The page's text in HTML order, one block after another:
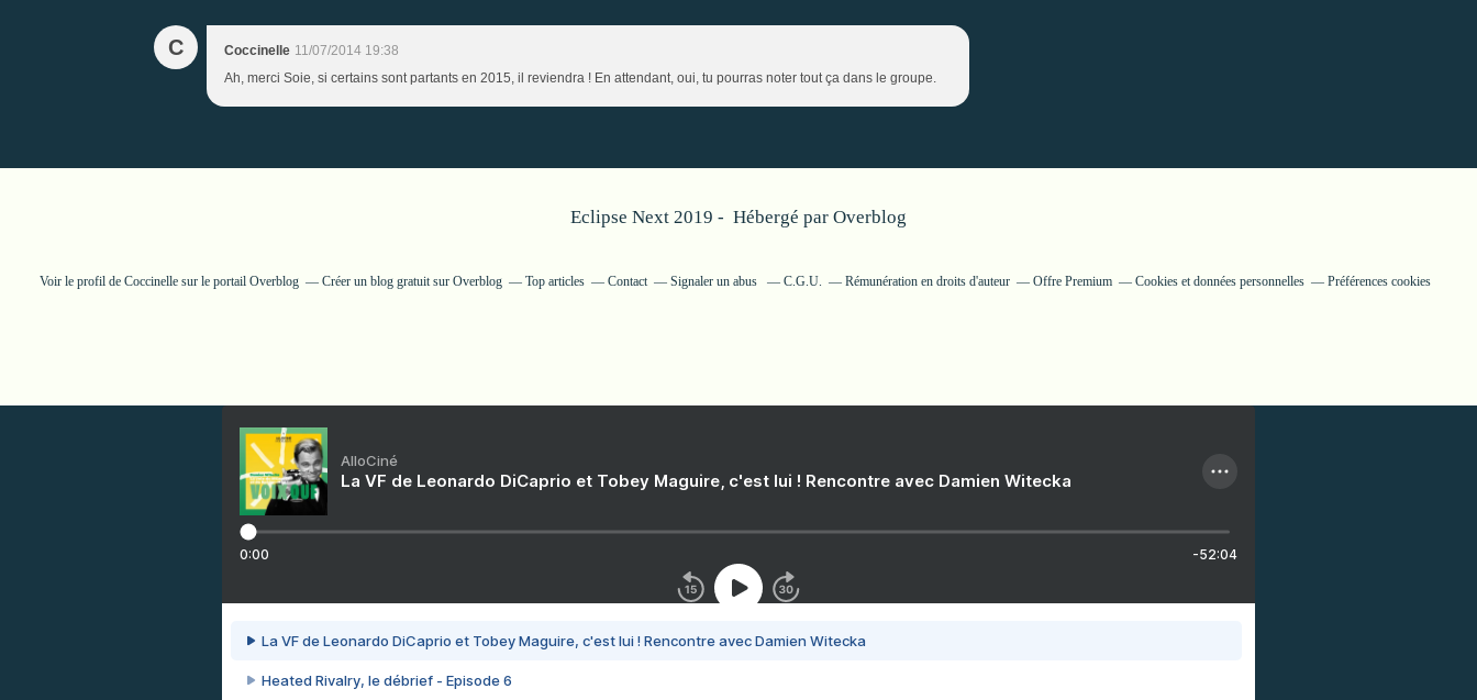
C Coccinelle 11/07/2014 19:38
Ah, merci Soie, si certains sont partants en 2015, il reviendra ! En attendant, oui, tu pourras noter tout ça dans le groupe.
Eclipse Next 2019 - Hébergé par Overblog
Voir le profil de Coccinelle sur le portail Overblog Créer un blog gratuit sur Overblog Top articles Contact Signaler un abus C.G.U. Rémunération en droits d'auteur Offre Premium Cookies et données personnelles Préférences cookies
AlloCiné
La VF de Leonardo DiCaprio et Tobey Maguire, c'est lui ! Rencontre avec Damien Witecka
0:00 -52:04
La VF de Leonardo DiCaprio et Tobey Maguire, c'est lui ! Rencontre avec Damien Witecka
Heated Rivalry, le débrief - Episode 6